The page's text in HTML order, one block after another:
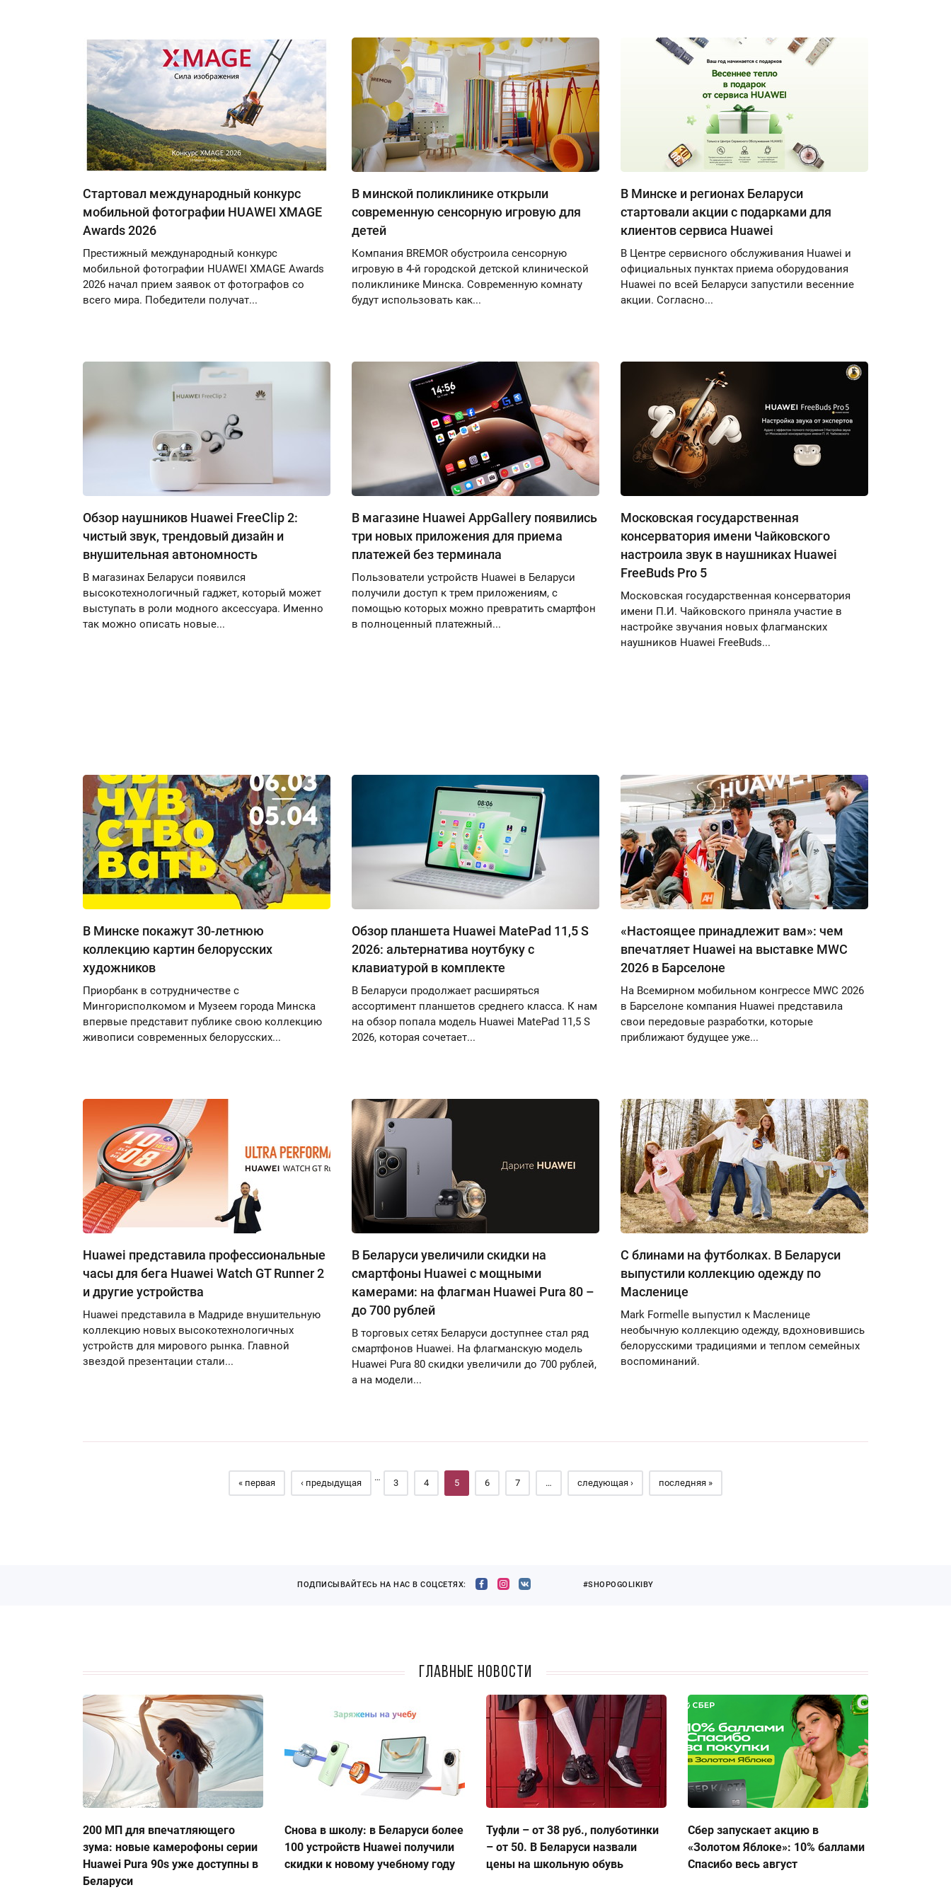
Стартовал международный конкурс
мобильной фотографии HUAWEI XMAGE
Awards 2026
Престижный международный конкурс
мобильной фотографии HUAWEI XMAGE Awards
2026 начал прием заявок от фотографов со
всего мира. Победители получат...
В минской поликлинике открыли
современную сенсорную игровую для
детей
Компания BREMOR обустроила сенсорную
игровую в 4-й городской детской клинической
поликлинике Минска. Современную комнату
будут использовать как...
В Минске и регионах Беларуси
стартовали акции с подарками для
клиентов сервиса Huawei
В Центре сервисного обслуживания Huawei и
официальных пунктах приема оборудования
Huawei по всей Беларуси запустили весенние
акции. Согласно...
Обзор наушников Huawei FreeClip 2:
чистый звук, трендовый дизайн и
внушительная автономность
В магазинах Беларуси появился
высокотехнологичный гаджет, который может
выступать в роли модного аксессуара. Именно
так можно описать новые...
В магазине Huawei AppGallery появились
три новых приложения для приема
платежей без терминала
Пользователи устройств Huawei в Беларуси
получили доступ к трем приложениям, с
помощью которых можно превратить смартфон
в полноценный платежный...
Московская государственная
консерватория имени Чайковского
настроила звук в наушниках Huawei
FreeBuds Pro 5
Московская государственная консерватория
имени П.И. Чайковского приняла участие в
настройке звучания новых флагманских
наушников Huawei FreeBuds...
В Минске покажут 30-летнюю
коллекцию картин белорусских
художников
Приорбанк в сотрудничестве с
Мингорисполкомом и Музеем города Минска
впервые представит публике свою коллекцию
живописи современных белорусских...
Обзор планшета Huawei MatePad 11,5 S
2026: альтернатива ноутбуку с
клавиатурой в комплекте
В Беларуси продолжает расширяться
ассортимент планшетов среднего класса. К нам
на обзор попала модель Huawei MatePad 11,5 S
2026, которая сочетает...
«Настоящее принадлежит вам»: чем
впечатляет Huawei на выставке MWC
2026 в Барселоне
На Всемирном мобильном конгрессе MWC 2026
в Барселоне компания Huawei представила
свои передовые разработки, которые
приближают будущее уже...
Huawei представила профессиональные
часы для бега Huawei Watch GT Runner 2
и другие устройства
Huawei представила в Мадриде внушительную
коллекцию новых высокотехнологичных
устройств для мирового рынка. Главной
звездой презентации стали...
В Беларуси увеличили скидки на
смартфоны Huawei с мощными
камерами: на флагман Huawei Pura 80 –
до 700 рублей
В торговых сетях Беларуси доступнее стал ряд
смартфонов Huawei. На флагманскую модель
Huawei Pura 80 скидки увеличили до 700 рублей,
а на модели...
С блинами на футболках. В Беларуси
выпустили коллекцию одежду по
Масленице
Mark Formelle выпустил к Масленице
необычную коллекцию одежду, вдохновившись
белорусскими традициями и теплом семейных
воспоминаний.
« первая ‹ предыдущая
…
3 4 5 6 7 … следующая › последняя »
ПОДПИСЫВАЙТЕСЬ НА НАС В СОЦСЕТЯХ: #SHOPOGOLIKIBY
Главные новости
200 МП для впечатляющего
зума: новые камерофоны серии
Huawei Pura 90s уже доступны в
Беларуси
Снова в школу: в Беларуси более
100 устройств Huawei получили
скидки к новому учебному году
Туфли – от 38 руб., полуботинки
– от 50. В Беларуси назвали
цены на школьную обувь
Сбер запускает акцию в
«Золотом Яблоке»: 10% баллами
Спасибо весь август